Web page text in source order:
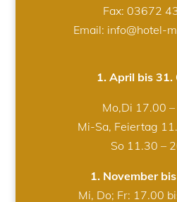
Fax: 03672
Email: info@hotel-
1. April bis 31.
Mo,Di 17.00
Mi-Sa, Feiertag
So 11.30 –
1. November
Mi, Do; Fr: 17.00